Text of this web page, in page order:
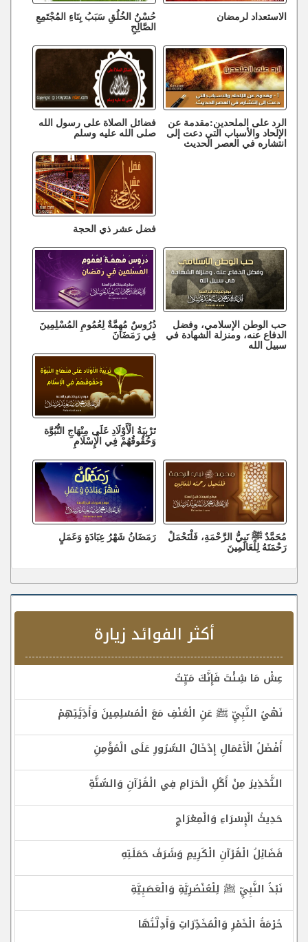
الاستعداد لرمضان حُسْنُ الخُلُقِ سَبَبُ بِنَاءِ المُجْتَمِعِ
الصَّالِحِ
الرد على الملحدين:مقدمة عن
الإلحاد والأسباب التي دعت إلى
انتشاره في العصر الحديث
فضائل الصلاة على رسول الله
صلى الله عليه وسلم
فضل عشر ذي الحجة
حب الوطن الإسلامي، وفضل
الدفاع عنه، ومنزلة الشهادة في
سبيل الله
دُرُوسٌ مُهِمَّةٌ لِعُمُومِ المُسْلِمِينَ
فِي رَمَضَانَ
تَرْبِيَةُ الْأَوْلَادِ عَلَى مِنْهَاجِ النُّبُوَّة
وَحُقُوقُهُمْ فِي الْإِسْلَامِ
مُحَمَّدٌ ﷺ نَبِيُّ الرَّحْمَةِ، فَلْنَحْمَلْ
رَحْمَتَهُ لِلْعَالَمِينَ
رَمَضَانُ شَهْرُ عِبَادَةٍ وَعَمَلٍ
أكثر الفوائد زيارة
عِشْ مَا شِئْتَ فَإِنَّكَ مَيِّتٌ
نَهْيُ النَّبِيِّ ﷺ عَنِ الْعُنْفِ مَعَ الْمُسْلِمِينَ وَأَذِيَّتِهِمْ
أَفْضَلُ الْأَعْمَالِ إِدْخَالُ السُّرُورِ عَلَى الْمُؤْمِنِ
التَّحْذِيرُ مِنْ أَكْلِ الْحَرَامِ فِي الْقُرْآنِ وَالسُّنَّةِ
حَدِيثُ الْإِسْرَاءِ وَالْمِعْرَاجِ
فَضَائِلُ الْقُرْآنِ الْكَرِيمِ وَشَرَفُ حَمَلَتِهِ
نَبْذُ النَّبِيِّ ﷺ لِلْعُنْصُرِيَّةِ وَالْعَصَبِيَّةِ
حُرْمَةُ الْخَمْرِ وَالْمُخَدِّرَاتِ وَأَدِلَّتُهَا